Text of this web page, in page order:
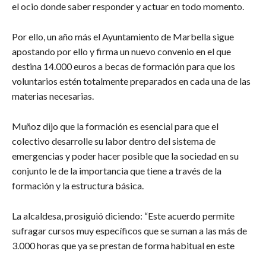
el ocio donde saber responder y actuar en todo momento.
Por ello, un año más el Ayuntamiento de Marbella sigue
apostando por ello y firma un nuevo convenio en el que
destina 14.000 euros a becas de formación para que los
voluntarios estén totalmente preparados en cada una de las
materias necesarias.
Muñoz dijo que la formación es esencial para que el
colectivo desarrolle su labor dentro del sistema de
emergencias y poder hacer posible que la sociedad en su
conjunto le de la importancia que tiene a través de la
formación y la estructura básica.
La alcaldesa, prosiguió diciendo: “Este acuerdo permite
sufragar cursos muy específicos que se suman a las más de
3.000 horas que ya se prestan de forma habitual en este